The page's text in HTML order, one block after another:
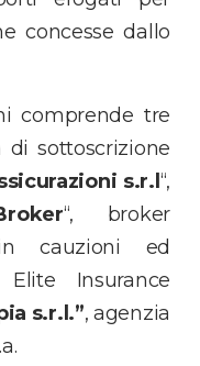
concesse dallo
comprende tre
di sottoscrizione
s.r.l “,
“, broker
cauzioni ed
Insurance
s.r.l.”, agenzia